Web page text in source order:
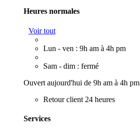
Heures normales
Voir tout
Lun - ven : 9h am à 4h pm
Sam - dim : fermé
Ouvert aujourd'hui de 9h am à 4h pm
Retour client 24 heures
Services